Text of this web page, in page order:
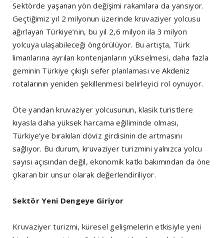
Sektörde yaşanan yön değişimi rakamlara da yansıyor.
Geçtiğimiz yıl 2 milyonun üzerinde kruvaziyer yolcusu
ağırlayan Türkiye’nin, bu yıl 2,6 milyon ila 3 milyon
yolcuya ulaşabileceği öngörülüyor. Bu artışta, Türk
limanlarına ayrılan kontenjanların yükselmesi, daha fazla
geminin Türkiye çıkışlı sefer planlaması veAkdeniz
rotalarının yeniden şekillenmesi belirleyici rol oynuyor.
Öte yandan kruvaziyer yolcusunun, klasik turistlere
kıyasla daha yüksek harcama eğiliminde olması,
Türkiye’ye bırakılan döviz girdisinin de artmasını
sağlıyor. Bu durum, kruvaziyer turizmini yalnızca yolcu
sayısı açısından değil, ekonomik katkı bakımından da öne
çıkaran bir unsur olarak değerlendiriliyor.
Sektör Yeni Dengeye Giriyor
Kruvaziyer turizmi, küresel gelişmelerin etkisiyle yeni